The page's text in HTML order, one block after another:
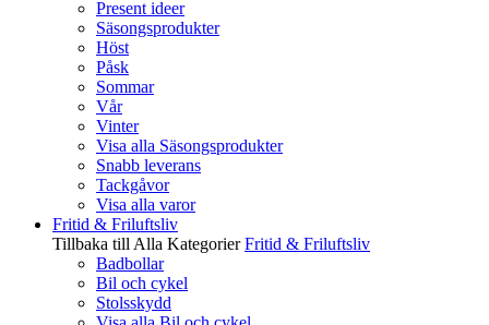
Present ideer
Säsongsprodukter
Höst
Påsk
Sommar
Vår
Vinter
Visa alla Säsongsprodukter
Snabb leverans
Tackgåvor
Visa alla varor
Fritid & Friluftsliv
Tillbaka till Alla Kategorier Fritid & Friluftsliv
Badbollar
Bil och cykel
Stolsskydd